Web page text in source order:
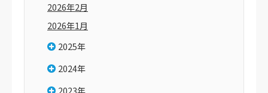
2026年2月
2026年1月
2025年
2024年
2023年